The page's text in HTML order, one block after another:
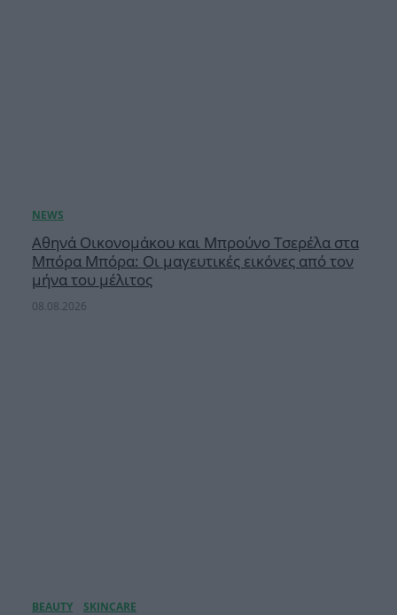
Αθηνά Οικονομάκου και Μπρούνο Τσερέλα στα
Μπόρα Μπόρα: Οι μαγευτικές εικόνες από τον
μήνα του μέλιτος
08.08.2026